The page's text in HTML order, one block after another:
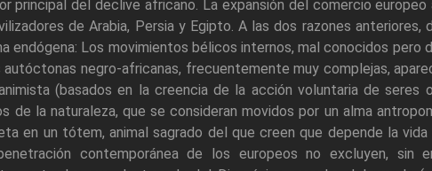
principal del declive africano. La expansión del comercio europeo
de Arabia, Persia y Egipto. A las dos razones anteriores,
endógena: Los movimientos bélicos internos, mal conocidos pero
negro-africanas, frecuentemente muy complejas,
(basados en la creencia de la acción voluntaria de seres
de la naturaleza, que se consideran movidos por un alma
en un tótem, animal sagrado del que creen que depende la
contemporánea de los europeos no excluyen, sin